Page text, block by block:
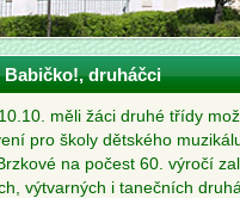
Babičko!, druháčci
měli žáci druhé třídy
pro školy dětského
na počest 60. výročí
výtvarných i tanečních